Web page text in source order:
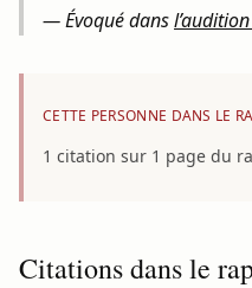
— Évoqué dans
CETTE PERSONNE DANS LE
1 citation sur 1 page du
Citations dans le